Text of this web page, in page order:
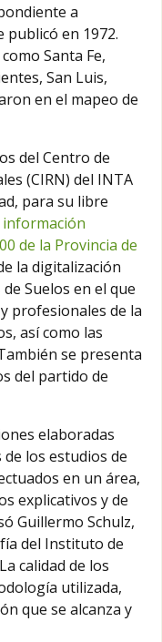
a
publicó en 1972.
Santa Fe,
San Luis,
en el mapeo de
del Centro de
(CIRN) del INTA
para su libre
de la Provincia de
la digitalización
Suelos en el que
profesionales de la
así como las
se presenta
del partido de
elaboradas
los estudios de
en un área,
explicativos y de
Guillermo Schulz,
del Instituto de
calidad de los
utilizada,
que se alcanza y